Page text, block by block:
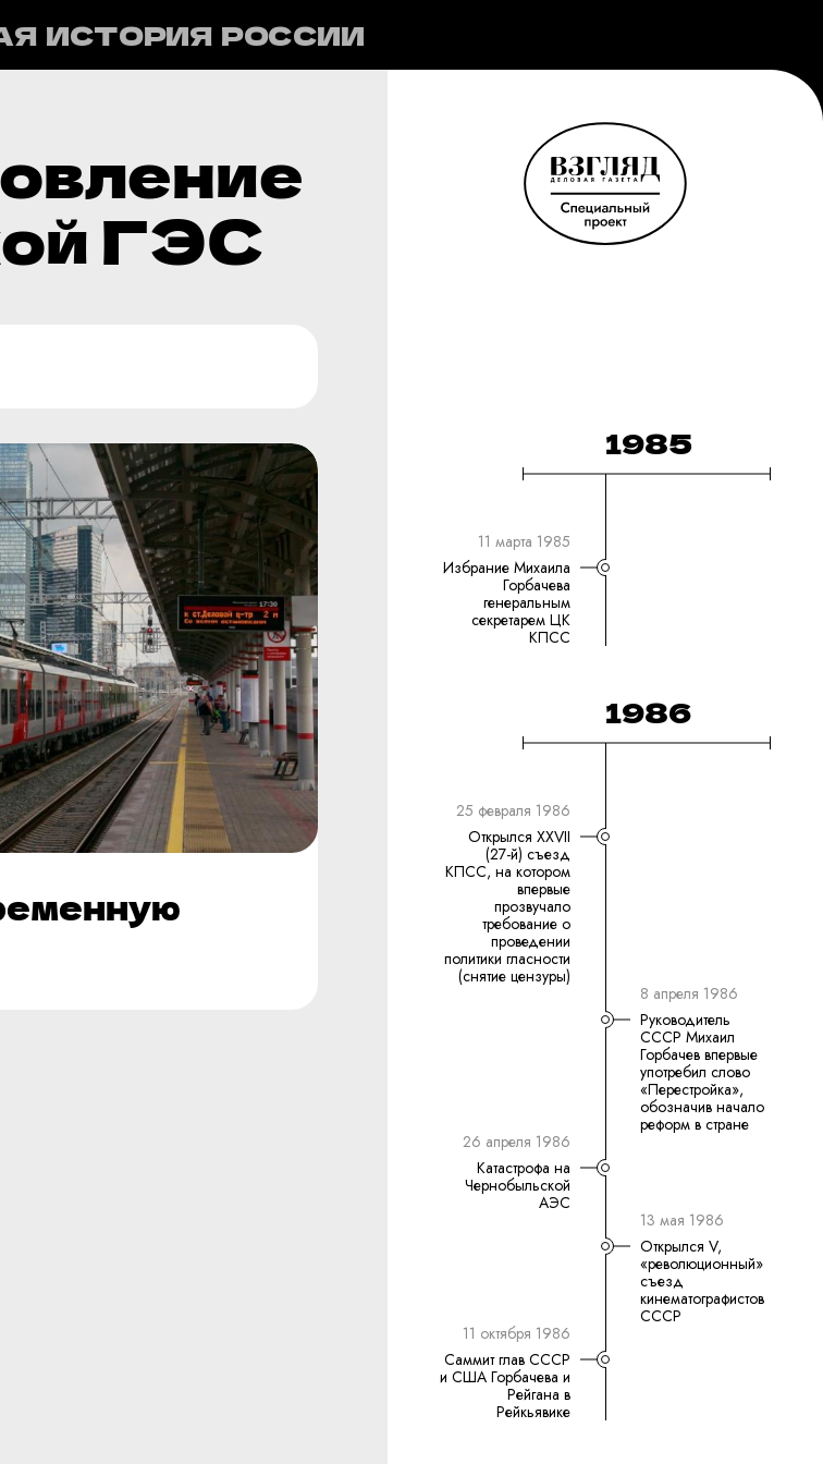
ИСТОРИЯ РОССИИ
ГЭС
1985
11 марта 1985
Избрание Михаила
Горбачева
генеральным
секретарем ЦК
КПСС
1986
25 февраля 1986
Открылся XXVII
(27-й) съезд
КПСС, на котором
впервые
прозвучало
требование о
проведении
политики гласности
(снятие цензуры)
8 апреля 1986
Руководитель
СССР Михаил
Горбачев впервые
употребил слово
«Перестройка»,
обозначив начало
реформ в стране
26 апреля 1986
Катастрофа на
Чернобыльской
АЭС
13 мая 1986
Открылся V,
«революционный»
съезд
кинематографистов
СССР
11 октября 1986
Саммит глав СССР
и США Горбачева и
Рейгана в
Рейкьявике